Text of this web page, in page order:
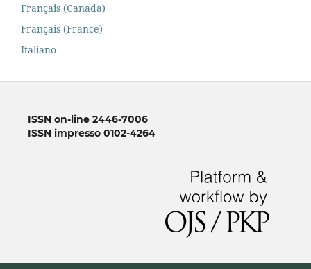
Français (Canada)
Français (France)
Italiano
ISSN on-line 2446-7006
ISSN impresso 0102-4264